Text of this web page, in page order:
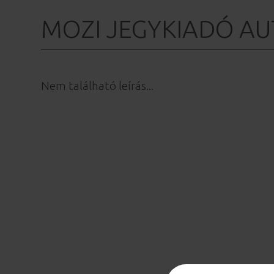
MOZI JEGYKIADÓ
Nem található leírás...